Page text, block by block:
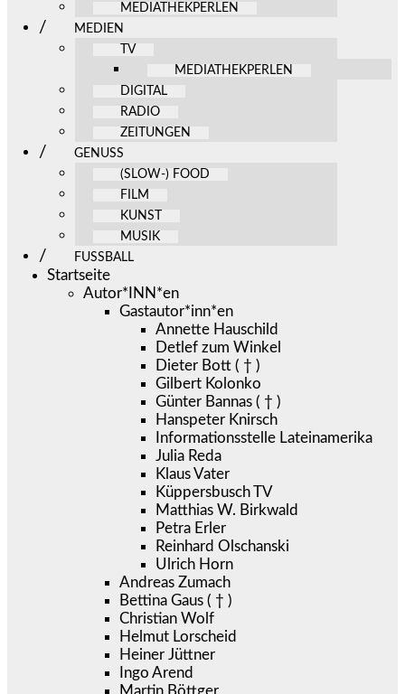
MEDIATHEKPERLEN
MEDIEN
TV
MEDIATHEKPERLEN
DIGITAL
RADIO
ZEITUNGEN
GENUSS
(SLOW-) FOOD
FILM
KUNST
MUSIK
FUSSBALL
Startseite
Autor*INN*en
Gastautor*inn*en
Annette Hauschild
Detlef zum Winkel
Dieter Bott ( † )
Gilbert Kolonko
Günter Bannas ( † )
Hanspeter Knirsch
Informationsstelle Lateinamerika
Julia Reda
Klaus Vater
Küppersbusch TV
Matthias W. Birkwald
Petra Erler
Reinhard Olschanski
Ulrich Horn
Andreas Zumach
Bettina Gaus ( † )
Christian Wolf
Helmut Lorscheid
Heiner Jüttner
Ingo Arend
Martin Böttger